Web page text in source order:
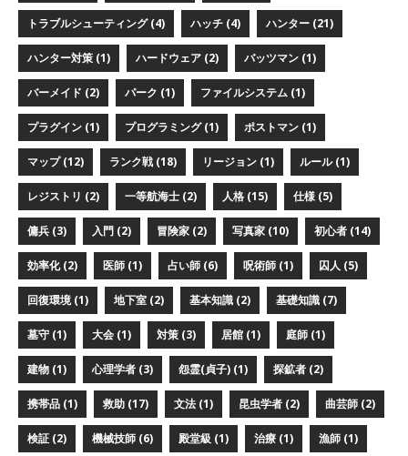
トラブルシューティング (4) ハッチ (4) ハンター (21)
ハンター対策 (1) ハードウェア (2) バッツマン (1)
バーメイド (2) パーク (1) ファイルシステム (1)
プラグイン (1) プログラミング (1) ポストマン (1)
マップ (12) ランク戦 (18) リージョン (1) ルール (1)
レジストリ (2) 一等航海士 (2) 人格 (15) 仕様 (5)
傭兵 (3) 入門 (2) 冒険家 (2) 写真家 (10) 初心者 (14)
効率化 (2) 医師 (1) 占い師 (6) 呪術師 (1) 囚人 (5)
回復環境 (1) 地下室 (2) 基本知識 (2) 基礎知識 (7)
墓守 (1) 大会 (1) 対策 (3) 居館 (1) 庭師 (1)
建物 (1) 心理学者 (3) 怨霊(貞子) (1) 探鉱者 (2)
携帯品 (1) 救助 (17) 文法 (1) 昆虫学者 (2) 曲芸師 (2)
検証 (2) 機械技師 (6) 殿堂級 (1) 治療 (1) 漁師 (1)